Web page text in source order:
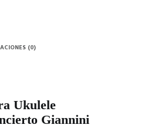
(0)
Ukulele
Giannini